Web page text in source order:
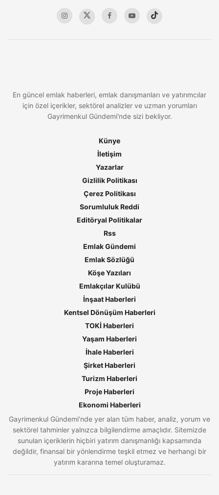
En güncel emlak haberleri, emlak danışmanları ve yatırımcılar
için özel içerikler, sektörel analizler ve uzman yorumları
Gayrimenkul Gündemi'nde sizi bekliyor.
Künye
İletişim
Yazarlar
Gizlilik Politikası
Çerez Politikası
Sorumluluk Reddi
Editöryal Politikalar
Rss
Emlak Gündemi
Emlak Sözlüğü
Köşe Yazıları
Emlakçılar Kulübü
İnşaat Haberleri
Kentsel Dönüşüm Haberleri
TOKİ Haberleri
Yaşam Haberleri
İhale Haberleri
Şirket Haberleri
Turizm Haberleri
Proje Haberleri
Ekonomi Haberleri
Gayrimenkul Gündemi’nde yer alan tüm haber, analiz, yorum ve
sektörel tahminler yalnızca bilgilendirme amaçlıdır. Sitemizde
sunulan içeriklerin hiçbiri yatırım danışmanlığı kapsamında
değildir, finansal bir yönlendirme teşkil etmez ve herhangi bir
yatırım kararına temel oluşturamaz.